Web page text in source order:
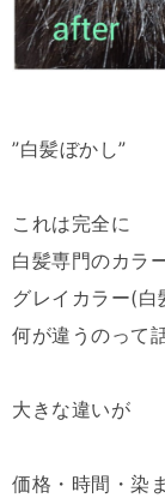
”白髪ぼかし”
これは完全に
白髪専門のカラ
グレイカラー(白
何が違うのって
大きな違いが
価格・時間・染